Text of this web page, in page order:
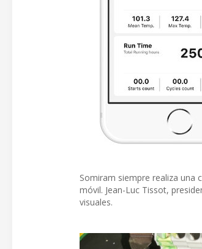
Somiram siempre realiza una
móvil. Jean-Luc Tissot,
visuales.